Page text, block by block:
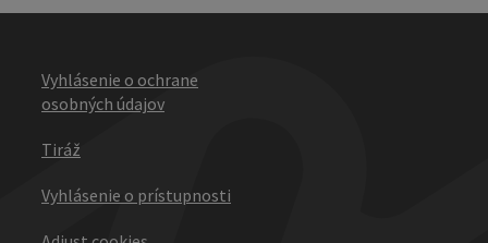
Vyhlásenie o ochrane
osobných údajov
Tiráž
Vyhlásenie o prístupnosti